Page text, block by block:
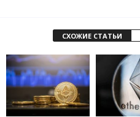
СХОЖИЕ СТАТЬИ